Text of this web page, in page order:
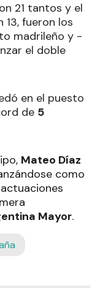
21 tantos y el
13, fueron los
madrileño y -
el doble
en el puesto
de 5
Mateo Díaz
como
Mayor.